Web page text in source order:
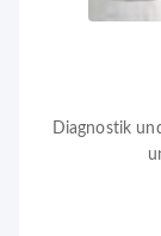
Diagnostik